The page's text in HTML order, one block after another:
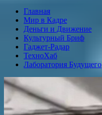
Главная
Мир в Кадре
Деньги и Движение
Культурный Бриф
Гаджет-Радар
ТехноХаб
Лаборатория Будущего